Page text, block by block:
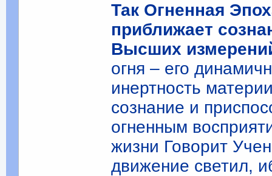
Так Огненная
приближает
Высших
огня – его
инертность
сознание и
огненным
жизни Говорит
движение светил,